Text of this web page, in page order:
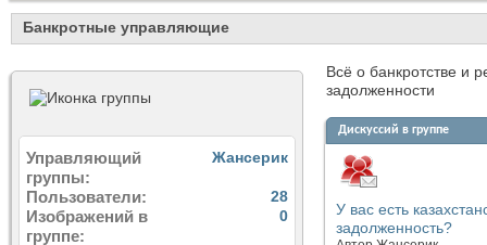
Банкротные управляющие
Всё о банкротстве и
задолженности
Дискуссий в группе
У вас есть
задолженность?
Управляющий
группы
Жансерик
Пользователи 28
Изображений в
группе
0